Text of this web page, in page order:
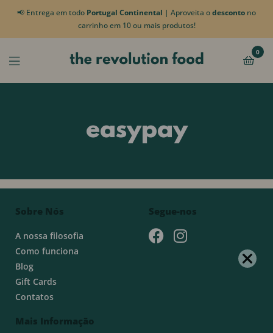
📢 Entrega em todo Portugal Continental | Aproveita odesconto no
carrinho em 10 ou mais produtos!
0
easypay
Sobre Nós
A nossa filosofia
Como funciona
Blog
Gift Cards
Contatos
Mais Informação
Segue-nos